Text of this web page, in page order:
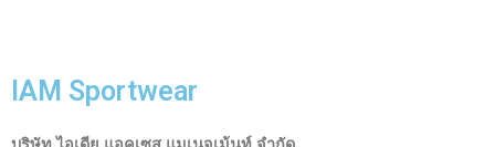
IAM Sportwear